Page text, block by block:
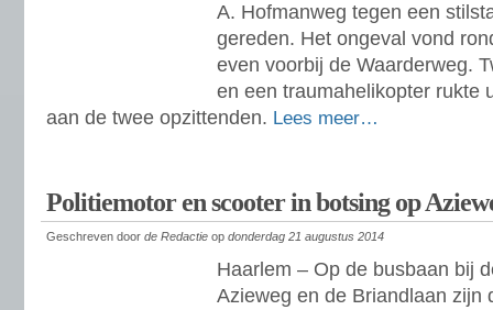
A. Hofmanweg tegen een
gereden. Het ongeval vond
even voorbij de Waarderweg.
en een traumahelikopter rukte
aan de twee opzittenden. Lees meer…
Politiemotor en scooter in botsing op
Geschreven door de Redactie op donderdag 21 augustus 2014
Haarlem – Op de busbaan bij
Azieweg en de Briandlaan zijn